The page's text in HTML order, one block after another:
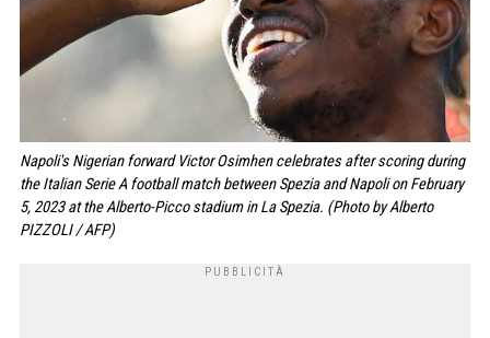
Napoli's Nigerian forward Victor Osimhen celebrates after scoring during
the Italian Serie A football match between Spezia and Napoli on February
5, 2023 at the Alberto-Picco stadium in La Spezia. (Photo by Alberto
PIZZOLI / AFP)